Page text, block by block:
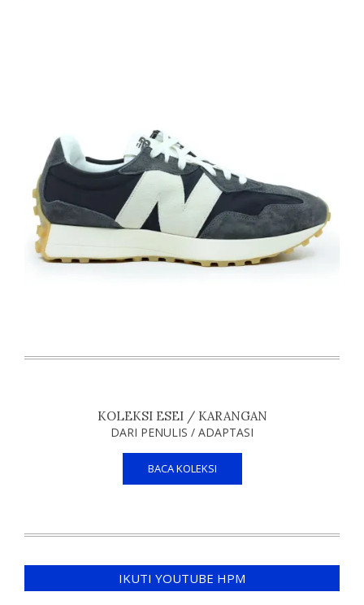
KOLEKSI ESEI / KARANGAN
DARI PENULIS / ADAPTASI
BACA KOLEKSI
IKUTI YOUTUBE HPM